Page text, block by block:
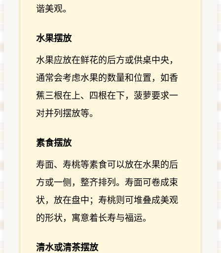
谐美观。
水果摆放
水果应放在鲜花的后方或供桌中央，
通常会考虑水果的数量和位置，如香
蕉三根在上、四根在下，菠萝要求一
对并列摆放等。
素食摆放
寿面、寿桃等素食可以放在水果的后
方或一侧，整齐排列。寿面可卷成束
状，放在盘中；寿桃则可堆叠成美观
的形状，寓意着长寿与福运。
清水或清茶摆放